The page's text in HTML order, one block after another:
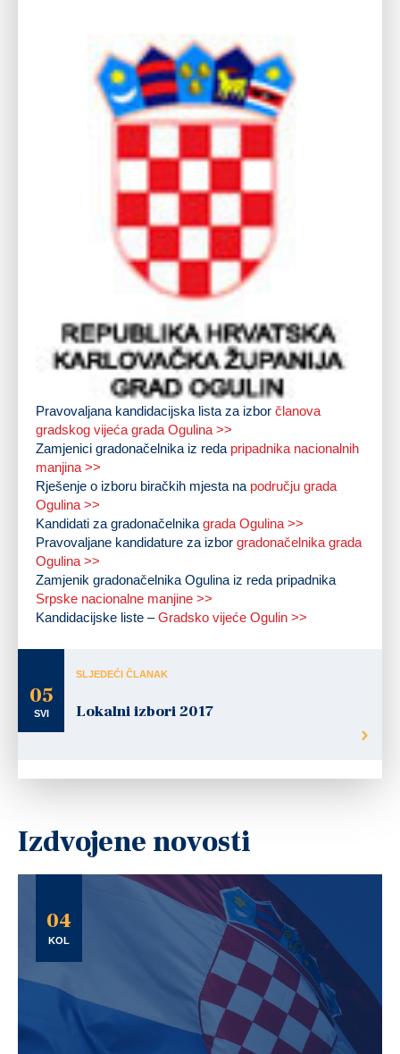
Pravovaljana kandidacijska lista za izbor članova
gradskog vijeća grada Ogulina >>
Zamjenici gradonačelnika iz reda pripadnika nacionalnih
manjina >>
Rješenje o izboru biračkih mjesta na području grada
Ogulina >>
Kandidati za gradonačelnikagrada Ogulina >>
Pravovaljane kandidature za izbor gradonačelnika grada
Ogulina >>
Zamjenik gradonačelnika Ogulina iz reda pripadnika
Srpske nacionalne manjine >>
Kandidacijske liste –Gradsko vijeće Ogulin >>
05
SVI
SLJEDEĆI ČLANAK
Lokalni izbori 2017
Izdvojene novosti
04
KOL